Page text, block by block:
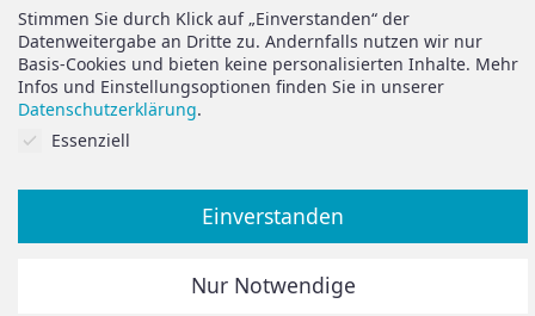
Vertrag widerrufen
Datenschutz
Impressum
Support
Brauchen Sie Hilfe oder
haben Sie Fragen?
Die durchgestrichenen Preise entsprechen dem bisherigen
Stimmen Sie durch Klick auf „Einverstanden“ der
Datenweitergabe an Dritte zu. Andernfalls nutzen wir nur
Basis-Cookies und bieten keine personalisierten Inhalte. Mehr
Infos und Einstellungsoptionen finden Sie in unserer
Datenschutzerklärung.
Cookies auf Sie abgestimmt.
Essenziell
Einverstanden
Nur Notwendige